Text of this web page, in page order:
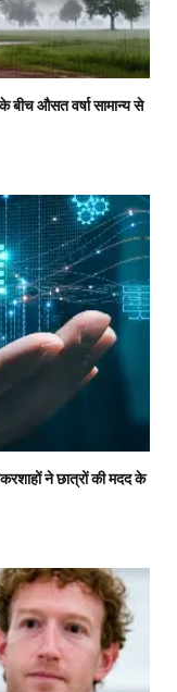
औसत वर्षा सामान्य से
ने छात्रों की मदद के